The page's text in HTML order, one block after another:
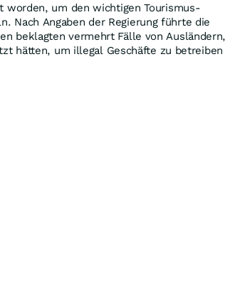
worden, um den wichtigen Tourismus-
Nach Angaben der Regierung führte die
beklagten vermehrt Fälle von Ausländern,
hätten, um illegal Geschäfte zu betreiben